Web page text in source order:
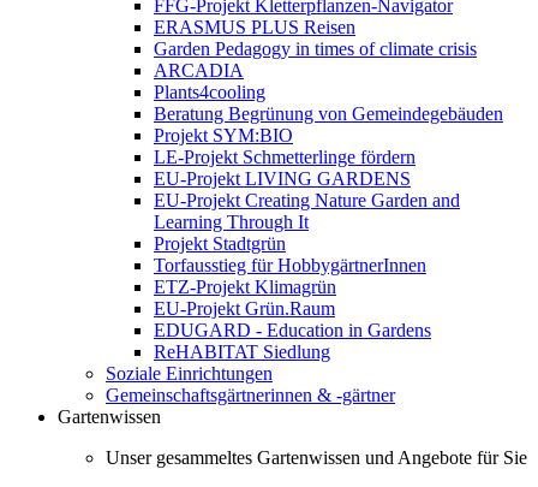
FFG-Projekt Kletterpflanzen-Navigator
ERASMUS PLUS Reisen
Garden Pedagogy in times of climate crisis
ARCADIA
Plants4cooling
Beratung Begrünung von Gemeindegebäuden
Projekt SYM:BIO
LE-Projekt Schmetterlinge fördern
EU-Projekt LIVING GARDENS
EU-Projekt Creating Nature Garden and
Learning Through It
Projekt Stadtgrün
Torfausstieg für HobbygärtnerInnen
ETZ-Projekt Klimagrün
EU-Projekt Grün.Raum
EDUGARD - Education in Gardens
ReHABITAT Siedlung
Soziale Einrichtungen
Gemeinschaftsgärtnerinnen & -gärtner
Gartenwissen
Unser gesammeltes Gartenwissen und Angebote für Sie